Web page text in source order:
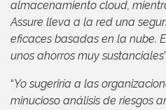
almacenamiento cloud,
Assure lleva a la red una
eficaces basadas en la nube.
unos ahorros muy sustanciales
“Yo sugeriría a las
minucioso análisis de riesgos